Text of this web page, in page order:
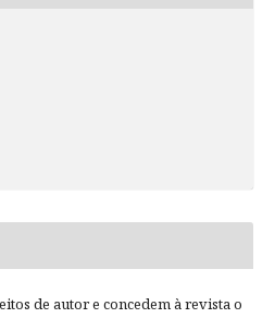
de autor e concedem à revista o